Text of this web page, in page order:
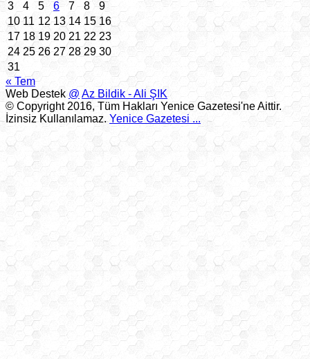
3
4 5 6 7 8
9
10 11 12 13 14 15 16
17 18 19 20 21 22 23
24 25 26 27 28 29 30
31
« Tem
Web Destek @ Az Bildik - Ali ŞIK
© Copyright 2016, Tüm Hakları Yenice Gazetesi'ne Aittir.
İzinsiz Kullanılamaz.Yenice Gazetesi ...